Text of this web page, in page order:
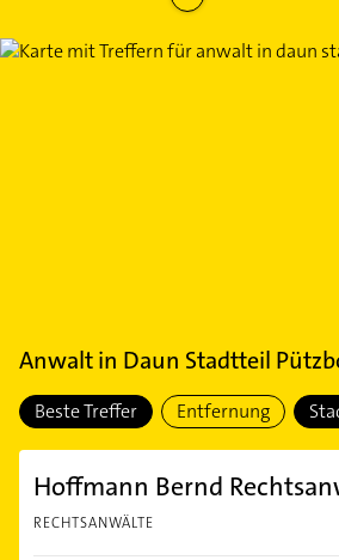
Anwaltin Daun Stadtteil
Beste Treffer Entfernung
Hoffmann Bernd
RECHTSANWÄLTE